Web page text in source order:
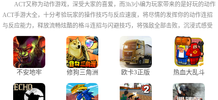
ACT又称为动作游戏，深受大家的喜爱，而3h3小编为玩家带来的是好玩的动作
ACT手游大全，十分考验玩家的操作技巧与反应速度，将尽情的发挥你的动作连招
与反应能力，释放流畅炫酷的格斗连招与闪避技巧，将强敌全部击败，沉浸式感受
热血快节奏的打击感，大家可以自由挑选吧!
不安地牢
修狗三角洲
版
欧卡3正版
热血大乱斗